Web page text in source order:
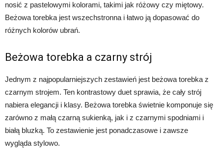
nosić z pastelowymi kolorami, takimi jak różowy czy miętowy.
Beżowa torebka jest wszechstronna i łatwo ją dopasować do
różnych kolorów ubrań.
Beżowa torebka a czarny strój
Jednym z najpopularniejszych zestawień jest beżowa torebka z
czarnym strojem. Ten kontrastowy duet sprawia, że cały strój
nabiera elegancji i klasy. Beżowa torebka świetnie komponuje się
zarówno z małą czarną sukienką, jak i z czarnymi spodniami i
białą bluzką. To zestawienie jest ponadczasowe i zawsze
wygląda stylowo.